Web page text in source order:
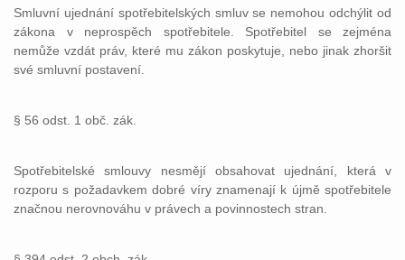
Smluvní ujednání spotřebitelských smluv se nemohou odchýlit od
zákona v neprospěch spotřebitele. Spotřebitel se zejména
nemůže vzdát práv, které mu zákon poskytuje, nebo jinak zhoršit
své smluvní postavení.
§ 56 odst. 1 obč. zák.
Spotřebitelské smlouvy nesmějí obsahovat ujednání, která v
rozporu s požadavkem dobré víry znamenají k újmě spotřebitele
značnou nerovnováhu v právech a povinnostech stran.